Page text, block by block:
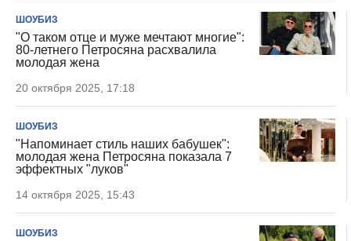
ШОУБИЗ
"О таком отце и муже мечтают многие":
80-летнего Петросяна расхвалила
молодая жена
20 октября 2025, 17:18
ШОУБИЗ
"Напоминает стиль наших бабушек":
молодая жена Петросяна показала 7
эффектных "луков"
14 октября 2025, 15:43
ШОУБИЗ